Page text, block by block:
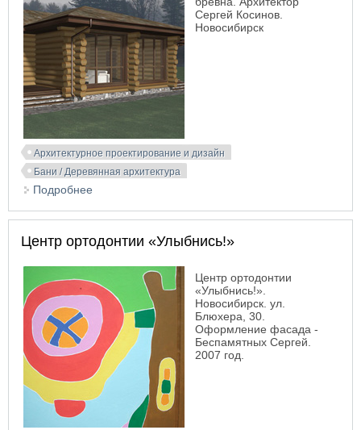
Сергей Косинов.
Новосибирск
Архитектурное проектирование и дизайн
Бани / Деревянная архитектура
Подробнее
Центр ортодонтии «Улыбнись!»
Центр ортодонтии
«Улыбнись!».
Новосибирск. ул.
Блюхера, 30.
Оформление фасада -
Беспамятных Сергей.
2007 год.